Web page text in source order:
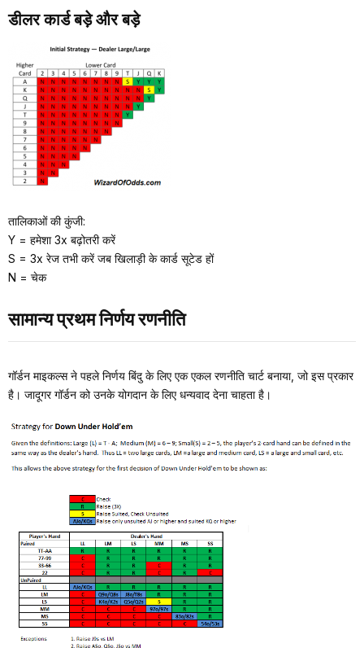
डीलर कार्ड बड़े और बड़े
तालिकाओं की कुंजी:
Y = हमेशा 3x बढ़ोतरी करें
S = 3x रेज तभी करें जब खिलाड़ी के कार्ड सूटेड हों
N = चेक
सामान्य प्रथम निर्णय रणनीति
गॉर्डन माइकल्स ने पहले निर्णय बिंदु के लिए एक एकल रणनीति चार्ट बनाया, जो इस प्रकार
है। जादूगर गॉर्डन को उनके योगदान के लिए धन्यवाद देना चाहता है।